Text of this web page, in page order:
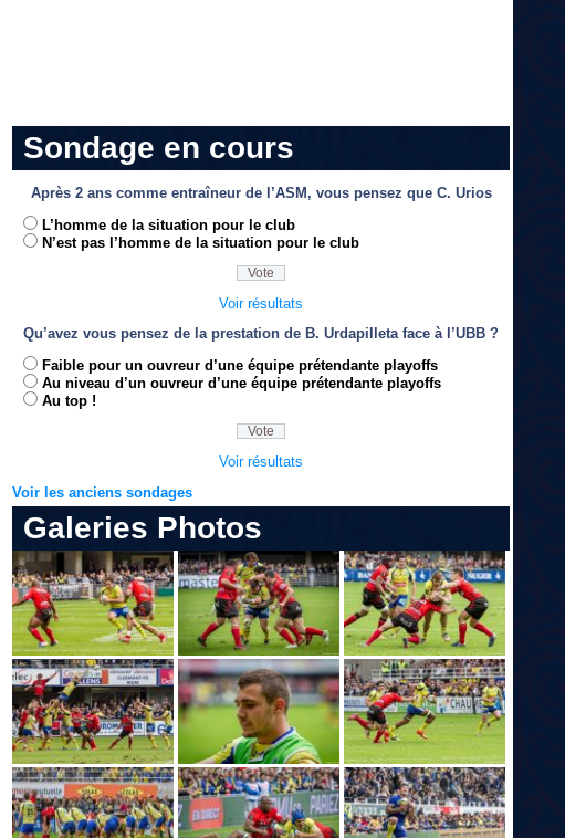
Sondage en cours
Après 2 ans comme entraîneur de l’ASM, vous pensez que C. Urios
L’homme de la situation pour le club
N’est pas l’homme de la situation pour le club
Voir résultats
Qu’avez vous pensez de la prestation de B. Urdapilleta face à l’UBB ?
Faible pour un ouvreur d’une équipe prétendante playoffs
Au niveau d’un ouvreur d’une équipe prétendante playoffs
Au top !
Voir résultats
Voir les anciens sondages
Galeries Photos